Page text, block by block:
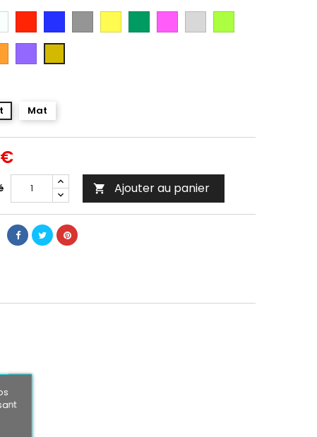
ArgentCitron
Mat
 Ajouter au panier